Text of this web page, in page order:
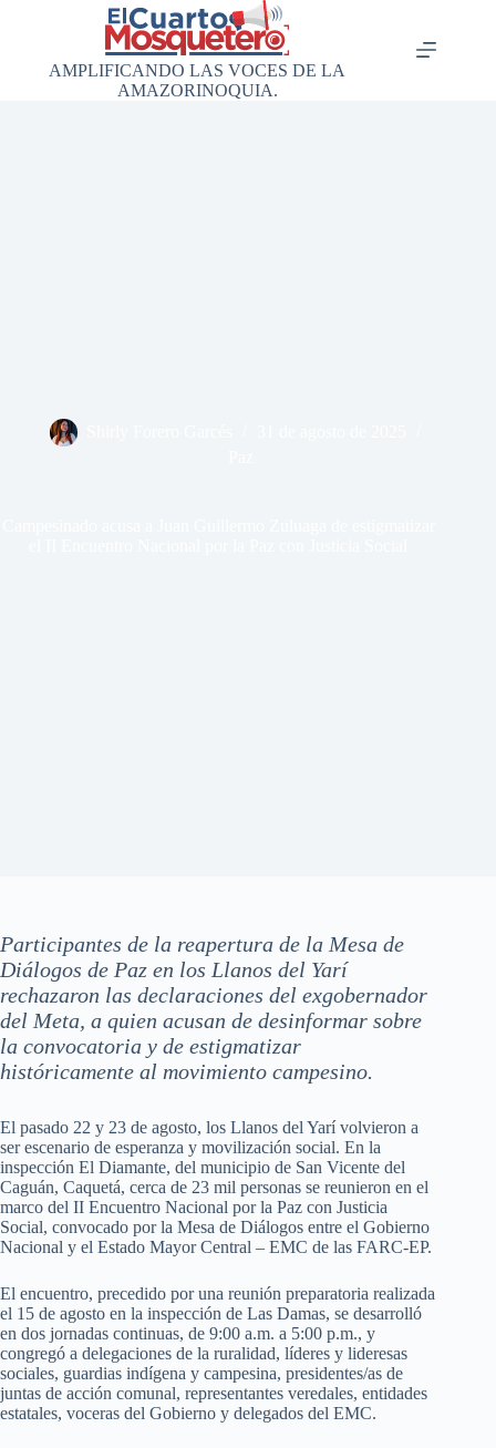
AMPLIFICANDO LAS VOCES DE LA
AMAZORINOQUIA.
Participantes de la reapertura de la Mesa de
Diálogos de Paz en los Llanos del Yarí
rechazaron las declaraciones del exgobernador
del Meta, a quien acusan de desinformar sobre
la convocatoria y de estigmatizar
históricamente al movimiento campesino.
El pasado 22 y 23 de agosto, los Llanos del Yarí volvieron a
ser escenario de esperanza y movilización social. En la
inspección El Diamante, del municipio de San Vicente del
Caguán, Caquetá, cerca de 23 mil personas se reunieron en el
marco del II Encuentro Nacional por la Paz con Justicia
Social, convocado por la Mesa de Diálogos entre el Gobierno
Nacional y el Estado Mayor Central – EMC de las FARC-EP.
El encuentro, precedido por una reunión preparatoria realizada
el 15 de agosto en la inspección de Las Damas, se desarrolló
en dos jornadas continuas, de 9:00 a.m. a 5:00 p.m., y
congregó a delegaciones de la ruralidad, líderes y lideresas
sociales, guardias indígena y campesina, presidentes/as de
juntas de acción comunal, representantes veredales, entidades
estatales, voceras del Gobierno y delegados del EMC.